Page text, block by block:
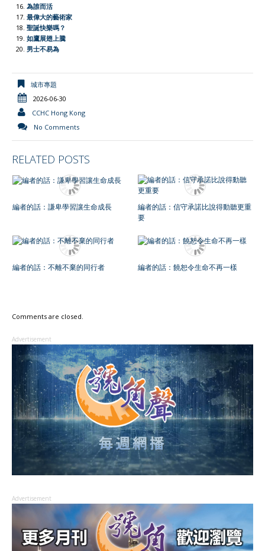
為誰而活
最偉大的藝術家
聖誕快樂嗎？
如鷹展翅上騰
男士不易為
城市專題
2026-06-30
CCHC Hong Kong
No Comments
RELATED POSTS
編者的話：謙卑學習讓生命成長
編者的話：信守承諾比說得動聽更重
要
編者的話：不離不棄的同行者 編者的話：饒恕令生命不再一樣
Comments are closed.
Advertisement
Advertisement